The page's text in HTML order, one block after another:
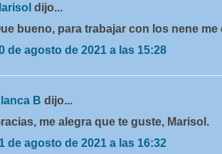
dijo...
bueno, para trabajar con los nene me
de agosto de 2021 a las 15:28
B dijo...
me alegra que te guste, Marisol.
de agosto de 2021 a las 16:32